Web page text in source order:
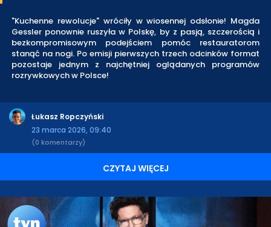
"Kuchenne rewolucje" wróciły w wiosennej odsłonie! Magda
Gessler ponownie ruszyła w Polskę, by z pasją, szczerością i
bezkompromisowym podejściem pomóc restauratorom
stanąć na nogi. Po emisji pierwszych trzech odcinków format
pozostaje jednym z najchętniej oglądanych programów
rozrywkowych w Polsce!
Łukasz Ropczyński
23 marca 2026, 09:40
(0 komentarzy)
CZYTAJ WIĘCEJ